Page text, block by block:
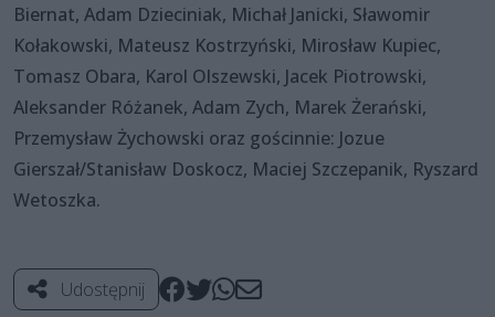
Biernat, Adam Dzieciniak, Michał Janicki, Sławomir
Kołakowski, Mateusz Kostrzyński, Mirosław Kupiec,
Tomasz Obara, Karol Olszewski, Jacek Piotrowski,
Aleksander Różanek, Adam Zych, Marek Żerański,
Przemysław Żychowski oraz gościnnie: Jozue
Gierszał/Stanisław Doskocz, Maciej Szczepanik, Ryszard
Wetoszka.
Udostępnij